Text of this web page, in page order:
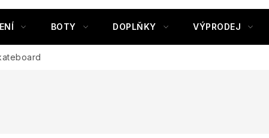
BOTY DOPLŇKY VÝPRODEJ